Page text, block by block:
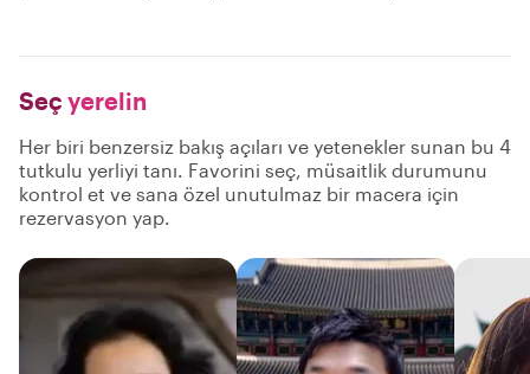
Seç yerelin
Her biri benzersiz bakış açıları ve yetenekler sunan bu 4
tutkulu yerliyi tanı. Favorini seç, müsaitlik durumunu
kontrol et ve sana özel unutulmaz bir macera için
rezervasyon yap.